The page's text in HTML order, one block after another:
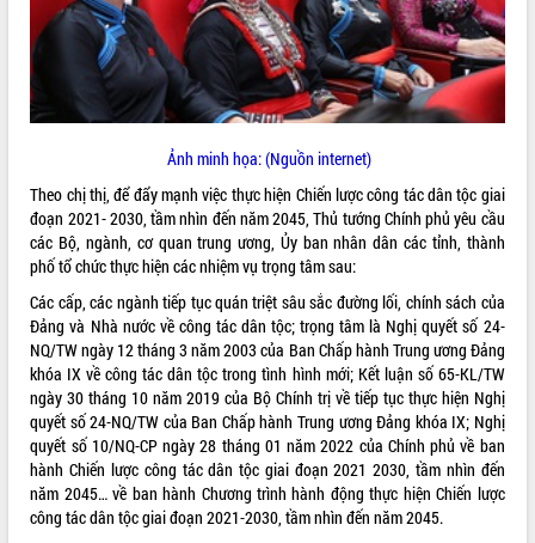
QUY HOẠCH - KẾ HOẠCH
VIDEO
Ảnh minh họa: (Nguồn internet)
Theo chị thị, để đẩy mạnh việc thực hiện Chiến lược công tác dân tộc giai
đoạn 2021- 2030, tầm nhìn đến năm 2045, Thủ tướng Chính phủ yêu cầu
các Bộ, ngành, cơ quan trung ương, Ủy ban nhân dân các tỉnh, thành
phố tổ chức thực hiện các nhiệm vụ trọng tâm sau:
Các cấp, các ngành tiếp tục quán triệt sâu sắc đường lối, chính sách của
Đảng và Nhà nước về công tác dân tộc; trọng tâm là Nghị quyết số 24-
NQ/TW ngày 12 tháng 3 năm 2003 của Ban Chấp hành Trung ương Đảng
khóa IX về công tác dân tộc trong tình hình mới; Kết luận số 65-KL/TW
ngày 30 tháng 10 năm 2019 của Bộ Chính trị về tiếp tục thực hiện Nghị
quyết số 24-NQ/TW của Ban Chấp hành Trung ương Đảng khóa IX; Nghị
quyết số 10/NQ-CP ngày 28 tháng 01 năm 2022 của Chính phủ về ban
hành Chiến lược công tác dân tộc giai đoạn 2021 2030, tầm nhìn đến
năm 2045… về ban hành Chương trình hành động thực hiện Chiến lược
công tác dân tộc giai đoạn 2021-2030, tầm nhìn đến năm 2045.